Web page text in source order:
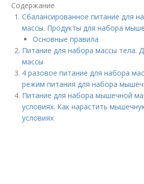
Содержание
Сбалансированное питание для
массы. Продукты для набора
Основные правила
Питание для набора массы тела.
массы
4 разовое питание для набора
режим питания для набора
Питание для набора мышечной
условиях. Как нарастить
условиях